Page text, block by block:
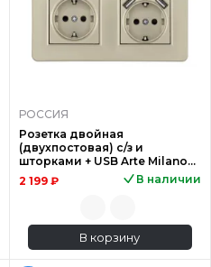
РОССИЯ
Розетка двойная
(двухпостовая) с/з и
шторками + USB Arte Milano
SET16-2-47-1-40-1 shampan
2 199 ₽ В наличии
В корзину